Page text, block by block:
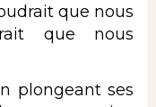
que nous
que nous
plongeant ses